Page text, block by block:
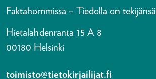
Faktahommissa – Tiedolla on tekijänsä
Hietalahdenranta 15 A 8
00180 Helsinki
toimisto@tietokirjailijat.fi